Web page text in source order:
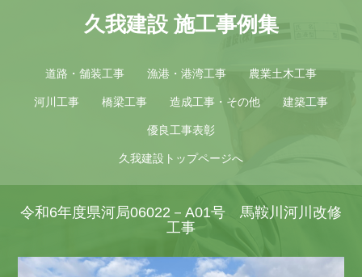
久我建設 施工事例集
道路・舗装工事 漁港・港湾工事 農業土木工事
河川工事 橋梁工事 造成工事・その他 建築工事
優良工事表彰
久我建設トップページへ
令和6年度県河局06022－A01号 馬鞍川河川改修
工事